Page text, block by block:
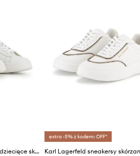
Karl Lagerfeld sneakersy dziecięce skórzane
extra -5% z kodem: OFF*